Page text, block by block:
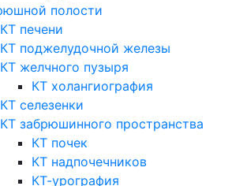
полости
КТ печени
КТ поджелудочной железы
КТ желчного пузыря
КТ холангиография
КТ селезенки
КТ забрюшинного пространства
КТ почек
КТ надпочечников
КТ-урография